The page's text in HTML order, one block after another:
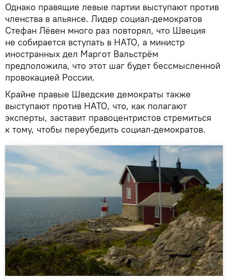
Однако правящие левые партии выступают против
членства в альянсе. Лидер социал-демократов
Стефан Лёвен много раз повторял, что Швеция
не собирается вступать в НАТО, а министр
иностранных дел Маргот Вальстрём
предположила, что этот шаг будет бессмысленной
провокацией России.
Крайне правые Шведские демократы также
выступают против НАТО, что, как полагают
эксперты, заставит правоцентристов стремиться
к тому, чтобы переубедить социал-демократов.